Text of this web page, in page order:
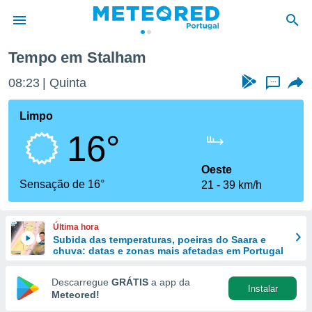
da
foi
fornecidas
a este
das
e
forma
digital
Tempo em Stalham
08:23 Quinta ...
Limpo
16°
Sensação de 16°
Oeste
21
39 km/h
Última hora
Subida das temperaturas, poeiras do Saara e
chuva: datas e zonas mais afetadas em Portugal
Descarregue GRÁTIS a app da
Meteored!
Instalar